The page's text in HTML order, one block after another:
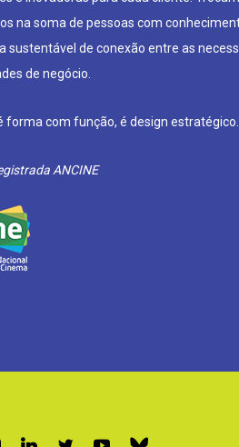
na soma de pessoas com
sustentável de conexão entre as
de negócio.
forma com função, é design estratégico.
ANCINE